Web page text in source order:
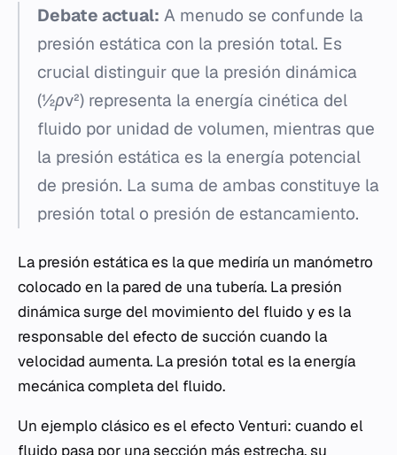
Debate actual: A menudo se confunde la
presión estática con la presión total. Es
crucial distinguir que la presión dinámica
(½ρv²) representa la energía cinética del
fluido por unidad de volumen, mientras que
la presión estática es la energía potencial
de presión. La suma de ambas constituye la
presión total o presión de estancamiento.
La presión estática es la que mediría un manómetro
colocado en la pared de una tubería. La presión
dinámica surge del movimiento del fluido y es la
responsable del efecto de succión cuando la
velocidad aumenta. La presión total es la energía
mecánica completa del fluido.
Un ejemplo clásico es el efecto Venturi: cuando el
fluido pasa por una sección más estrecha, su